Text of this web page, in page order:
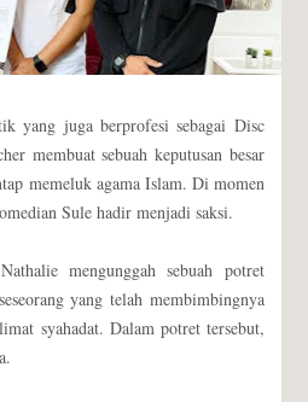
yang juga berprofesi sebagai Disc
membuat sebuah keputusan besar
memeluk agama Islam. Di momen
Sule hadir menjadi saksi.
mengunggah sebuah potret
yang telah membimbingnya
syahadat. Dalam potret tersebut,